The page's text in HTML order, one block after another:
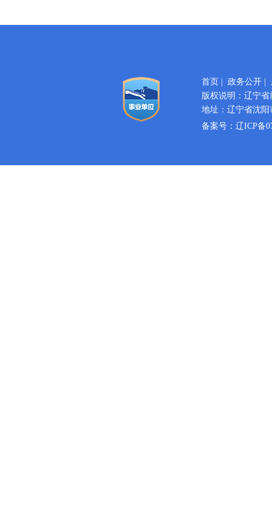
首页 政务公开|
版权说明：辽宁
地址：辽宁省沈
备案号： 辽ICP备